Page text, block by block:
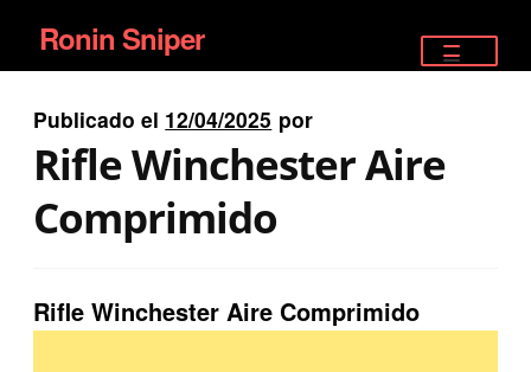
Ir
a
la
navegación
Ir
al
contenido
Ronin Sniper
EQUIPAMIENTO ÉLITE
SATELITALES
Publicado el 12/04/2025 por
Rifle Winchester Aire
Comprimido
Rifle Winchester Aire Comprimido